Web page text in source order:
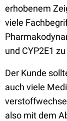
erhobenem
viele
und CYP2E1
Der Kunde
auch viele
also mit dem